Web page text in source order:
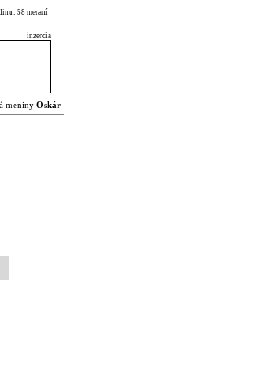
58 meraní
inzercia
meniny Oskár